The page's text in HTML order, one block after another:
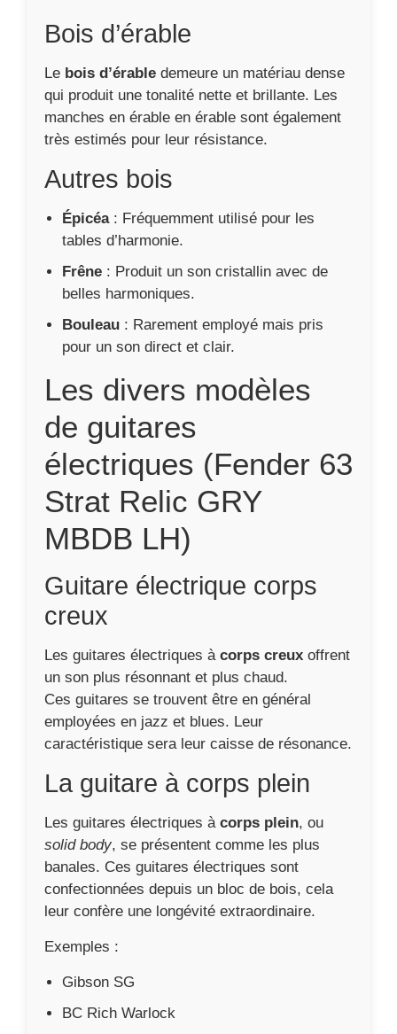
Bois d’érable
Le bois d’érable demeure un matériau dense
qui produit une tonalité nette et brillante. Les
manches en érable en érable sont également
très estimés pour leur résistance.
Autres bois
Épicéa: Fréquemment utilisé pour les
tables d’harmonie.
Frêne : Produit un son cristallin avec de
belles harmoniques.
Bouleau : Rarement employé mais pris
pour un son direct et clair.
Les divers modèles
de guitares
électriques (Fender 63
Strat Relic GRY
MBDB LH)
Guitare électrique corps
creux
Les guitares électriques à corps creux offrent
un son plus résonnant et plus chaud.
Ces guitares se trouvent être en général
employées en jazz et blues. Leur
caractéristique sera leur caisse de résonance.
La guitare à corps plein
Les guitares électriques à corps plein, ou
solid body, se présentent comme les plus
banales. Ces guitares électriques sont
confectionnées depuis un bloc de bois, cela
leur confère une longévité extraordinaire.
Exemples :
Gibson SG
BC Rich Warlock